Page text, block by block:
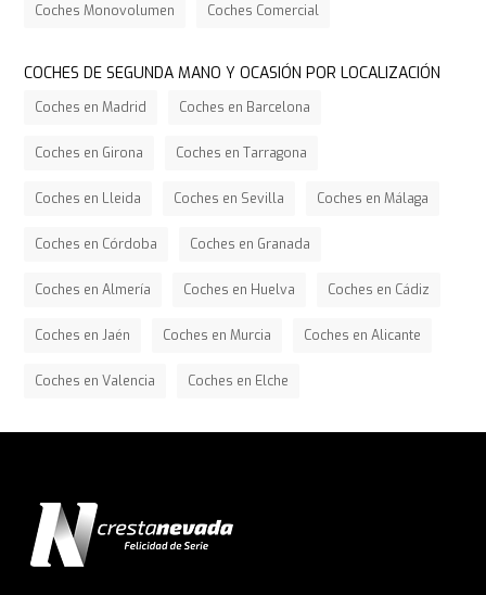
Coches Monovolumen Coches Comercial
COCHES DE SEGUNDA MANO Y OCASIÓN POR LOCALIZACIÓN
Coches en Madrid Coches en Barcelona
Coches en Girona Coches en Tarragona
Coches en Lleida Coches en Sevilla Coches en Málaga
Coches en Córdoba Coches en Granada
Coches en Almería Coches en Huelva Coches en Cádiz
Coches en Jaén Coches en Murcia Coches en Alicante
Coches en Valencia Coches en Elche